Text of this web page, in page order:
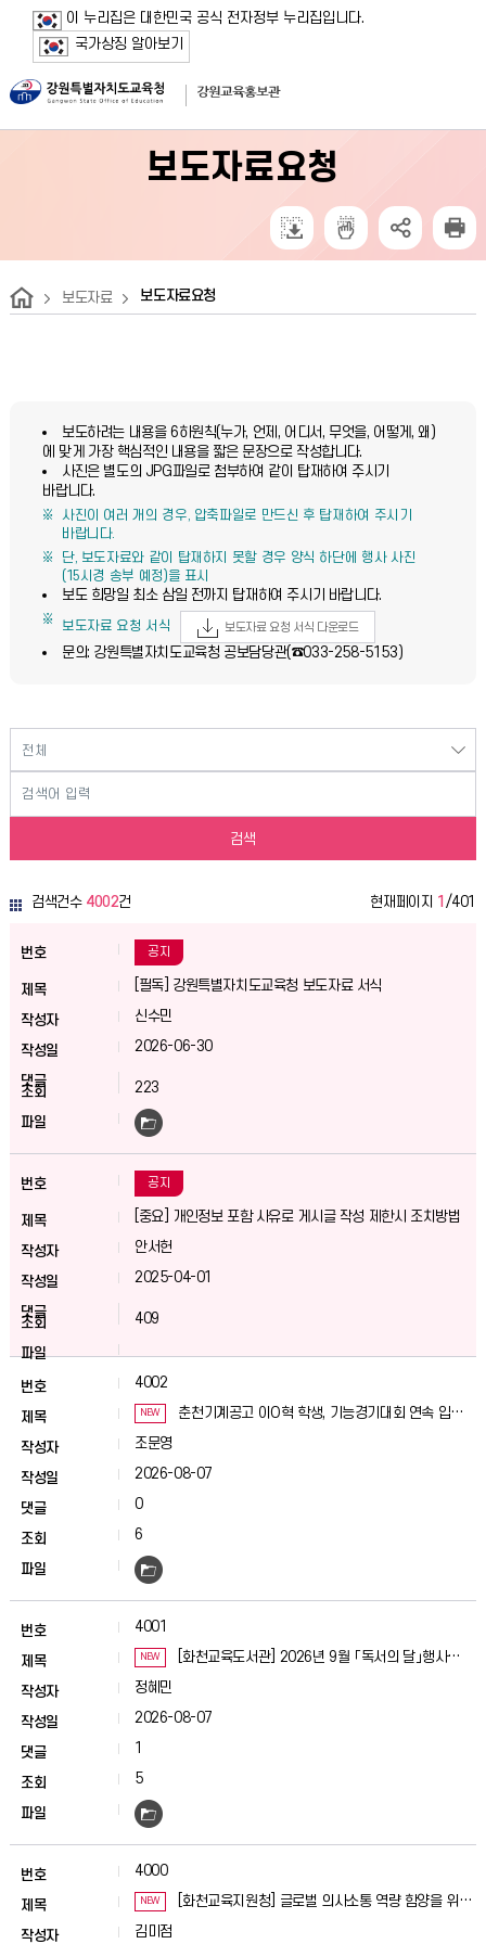
본문 바로가기
주메뉴 바로가기
보조메뉴 바로가기
푸터 바로가기
이 누리집은 대한민국 공식 전자정부 누리집입니다.
국가상징 알아보기
보도자료요청
보도자료 보도자료요청
보도하려는 내용을 6하원칙(누가, 언제, 어디서, 무엇을, 어떻게, 왜)
에 맞게 가장 핵심적인 내용을 짧은 문장으로 작성합니다.
사진은 별도의 JPG파일로 첨부하여 같이 탑재하여 주시기
바랍니다.
사진이 여러 개의 경우, 압축파일로 만드신 후 탑재하여 주시기
바랍니다.
단, 보도자료와 같이 탑재하지 못할 경우 양식 하단에 행사 사진
(15시경 송부 예정)을 표시
보도 희망일 최소 삼일 전까지 탑재하여 주시기 바랍니다.
보도자료 요청 서식 보도자료 요청 서식 다운로드
문의: 강원특별자치도교육청 공보담당관(☎033-258-5153)
검색
검색건수 4002건 현재페이지 1 /401
공지
[필독] 강원특별자치도교육청 보도자료 서식
신수민
2026-06-30
223
공지
[중요] 개인정보 포함 사유로 게시글 작성 제한시 조치방법
안서헌
2025-04-01
409
4002
NEW
조문영
2026-08-07
0
6
4001
NEW
운영
정혜민
2026-08-07
1
5
4000
NEW
김미점